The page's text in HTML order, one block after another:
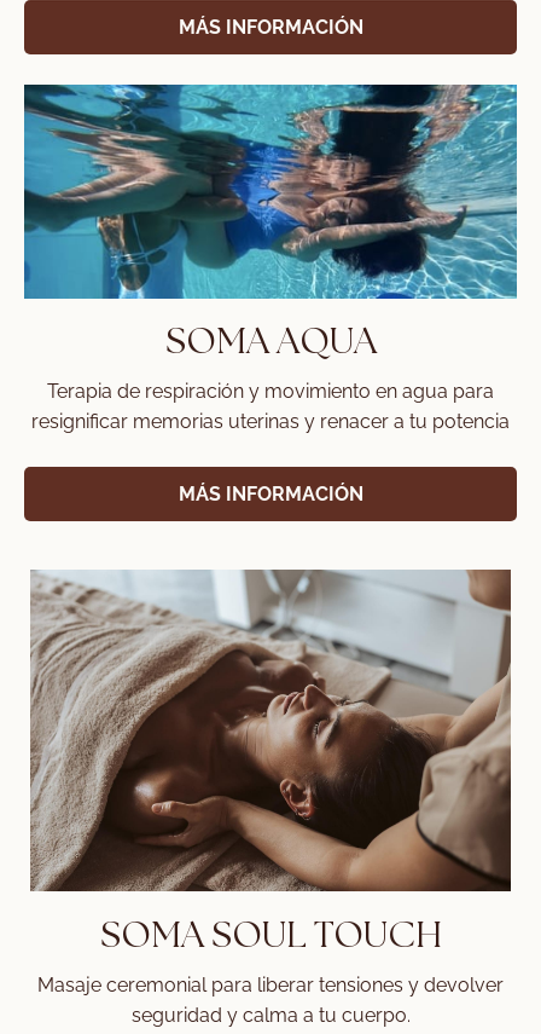
MÁS INFORMACIÓN
SOMA AQUA
Terapia de respiración y movimiento en agua para
resignificar memorias uterinas y renacer a tu potencia
MÁS INFORMACIÓN
SOMA SOUL TOUCH
Masaje ceremonial para liberar tensiones y devolver
seguridad y calma a tu cuerpo.